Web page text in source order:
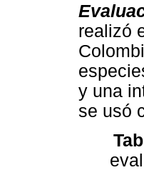
realizó
y una
se usó